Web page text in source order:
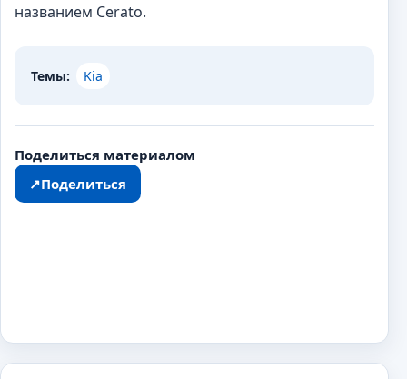
названием Cerato.
Темы: Kia
Поделиться материалом
↗Поделиться